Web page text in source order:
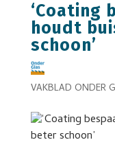
‘Coating
houdt
schoon’
VAKBLAD ONDER